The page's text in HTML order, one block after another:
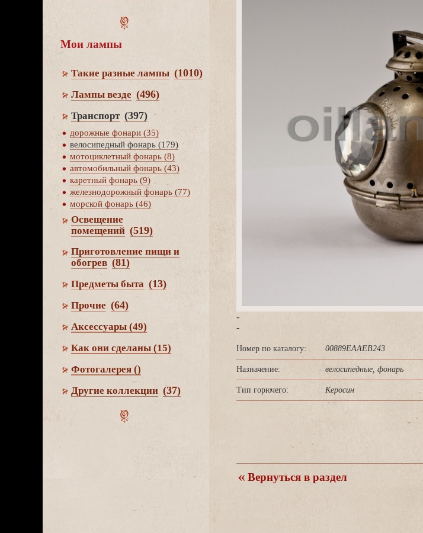
Мои лампы
Такие разные лампы (1010)
Лампы везде (496)
Транспорт (397)
дорожные фонари (35)
елосипедный фонарь (179)
мотоциклетный фонарь (8)
автомобильный фонарь (43)
каретный фонарь (9)
железнодорожный фонарь (77)
морской фонарь (46)
Освещение
помещений (519)
Приготовление пищи и
обогре (81)
Предметы быта (13)
Прочие (64)
Аксессуары (49)
Как они сделаны (15)
Фотогалерея ()
Другие коллекции (37)
-
-
Номер по каталогу: 00889EAAEB243
Назначение: елосипедные, фонарь
Тип горючего: Керосин
ернуться в раздел